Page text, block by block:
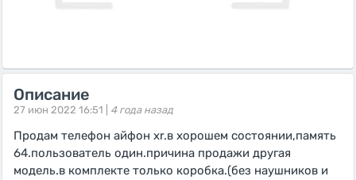
Описание
27 июн 2022 16:51 | 4 года назад
Продам телефон айфон xr.в хорошем состоянии,память
64.пользователь один.причина продажи другая
модель.в комплекте только коробка.(без наушников и